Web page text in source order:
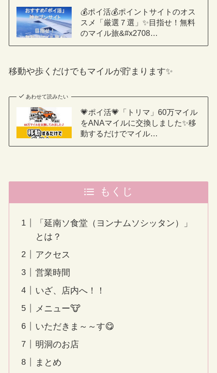
💰ポイ活💰ポイントサイトのオス
スメ「厳選７選」✨目指せ！無料
のマイル旅&#x2708…
移動や歩くだけでもマイルが貯まります✨
あわせて読みたい
💗ポイ活💗「トリマ」60万マイル
をANAマイルに交換しました✨移
動するだけでマイル…
もくじ
「延南ソ食堂（ヨンナムソシッタン）」
とは？
アクセス
営業時間
いざ、店内へ！！
メニュー🐮
いただきま～～す😋
明洞のお店
まとめ